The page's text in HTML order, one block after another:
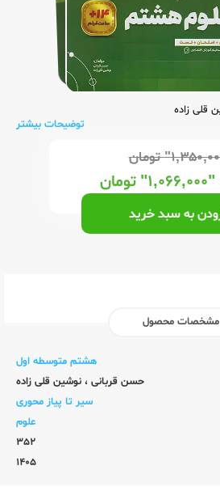
قلی زاده
توضیحات بیشتر
تومان
"۱,۰۶۶,۰۰۰" تومان
به سبد خرید
مشخصات محصول
هشتم متوسطه اول
حسن قربانی ، نوشین قلی زاده
سیر تا پیاز محوری
علوم
352
1405